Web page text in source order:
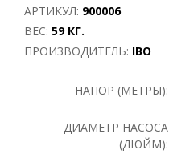
АРТИКУЛ: 900006
ВЕС: 59 КГ.
ПРОИЗВОДИТЕЛЬ: IBO
НАПОР (МЕТРЫ):
ДИАМЕТР НАСОСА
(ДЮЙМ):